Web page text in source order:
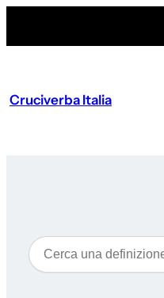
Cruciverba Italia
Cerca